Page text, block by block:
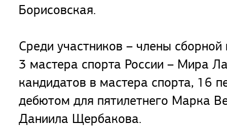
Борисовская.
Среди участников – члены
3 мастера спорта России – Мира
кандидатов в мастера спорта, 16
дебютом для пятилетнего Марка
Даниила Щербакова.